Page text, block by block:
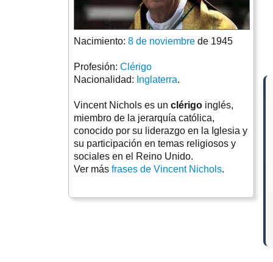
Nacimiento: 8 de noviembre de 1945
Profesión: Clérigo
Nacionalidad: Inglaterra.
Vincent Nichols es un clérigo inglés,
miembro de la jerarquía católica,
conocido por su liderazgo en la Iglesia y
su participación en temas religiosos y
sociales en el Reino Unido.
Ver más frases de Vincent Nichols.